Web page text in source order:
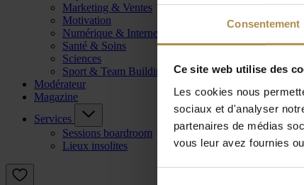
Consentement
Ce site web utilise des
Les cookies nous
sociaux et d'analyser
partenaires de médias
vous leur avez fournies
Marketing & Ventes
Motivation
Numérique & Internet
Santé & Soins
Sciences
Sport & Team Building
Modérateur
Magazine
Services
Sessions boardroom
Lieux insolites